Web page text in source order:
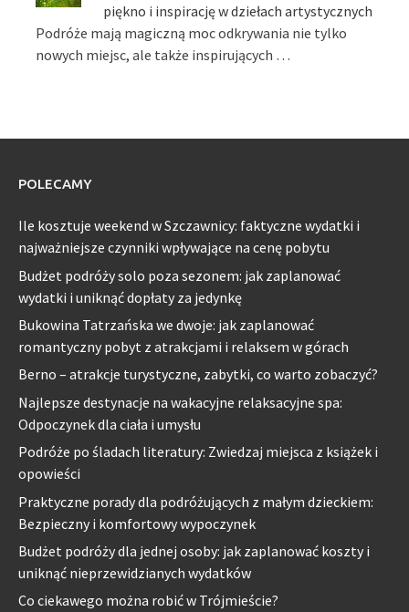
piękno i inspirację w dziełach artystycznych
Podróże mają magiczną moc odkrywania nie tylko
nowych miejsc, ale także inspirujących …
POLECAMY
Ile kosztuje weekend w Szczawnicy: faktyczne wydatki i
najważniejsze czynniki wpływające na cenę pobytu
Budżet podróży solo poza sezonem: jak zaplanować
wydatki i uniknąć dopłaty za jedynkę
Bukowina Tatrzańska we dwoje: jak zaplanować
romantyczny pobyt z atrakcjami i relaksem w górach
Berno – atrakcje turystyczne, zabytki, co warto zobaczyć?
Najlepsze destynacje na wakacyjne relaksacyjne spa:
Odpoczynek dla ciała i umysłu
Podróże po śladach literatury: Zwiedzaj miejsca z książek i
opowieści
Praktyczne porady dla podróżujących z małym dzieckiem:
Bezpieczny i komfortowy wypoczynek
Budżet podróży dla jednej osoby: jak zaplanować koszty i
uniknąć nieprzewidzianych wydatków
Co ciekawego można robić w Trójmieście?